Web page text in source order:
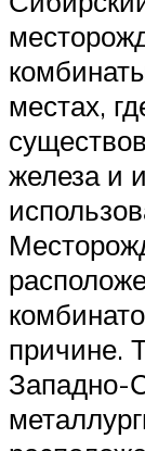
местах,
железа и
причине.
Западно-